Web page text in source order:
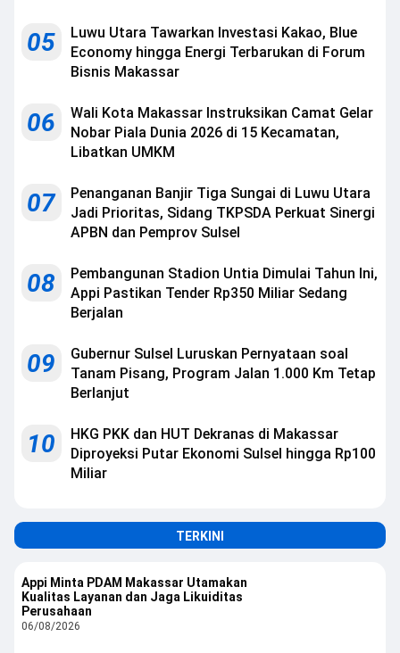
05
Luwu Utara Tawarkan Investasi Kakao, Blue
Economy hingga Energi Terbarukan di Forum
Bisnis Makassar
06
Wali Kota Makassar Instruksikan Camat Gelar
Nobar Piala Dunia 2026 di 15 Kecamatan,
Libatkan UMKM
07
Penanganan Banjir Tiga Sungai di Luwu Utara
Jadi Prioritas, Sidang TKPSDA Perkuat Sinergi
APBN dan Pemprov Sulsel
08
Pembangunan Stadion Untia Dimulai Tahun Ini,
Appi Pastikan Tender Rp350 Miliar Sedang
Berjalan
09
Gubernur Sulsel Luruskan Pernyataan soal
Tanam Pisang, Program Jalan 1.000 Km Tetap
Berlanjut
10
HKG PKK dan HUT Dekranas di Makassar
Diproyeksi Putar Ekonomi Sulsel hingga Rp100
Miliar
TERKINI
Appi Minta PDAM Makassar Utamakan
Kualitas Layanan dan Jaga Likuiditas
Perusahaan
06/08/2026